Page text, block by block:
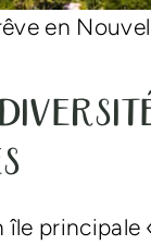
en
île principale